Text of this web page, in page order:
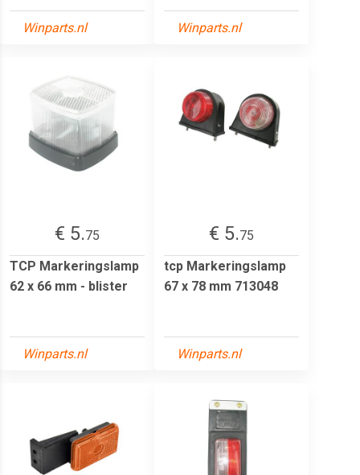
Winparts.nl Winparts.nl
€ 5.75
TCP Markeringslamp
62 x 66 mm - blister
Winparts.nl
€ 5.75
tcp Markeringslamp
67 x 78 mm 713048
Winparts.nl